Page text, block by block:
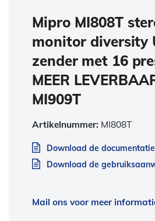
Mipro MI808T
monitor diversity
zender met 16
MEER
MI909T
Artikelnummer: MI808T
Download de
Download de
Mail ons voor meer